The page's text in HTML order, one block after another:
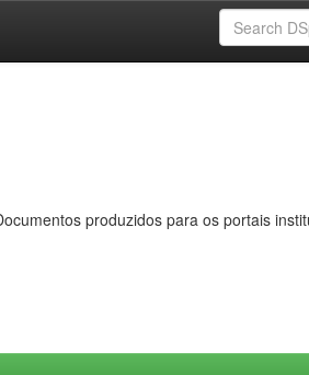
produzidos para os portais